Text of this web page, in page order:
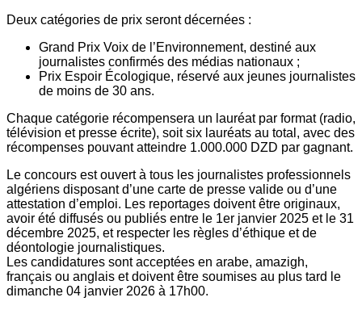
Deux catégories de prix seront décernées :
Grand Prix Voix de l’Environnement, destiné aux
journalistes confirmés des médias nationaux ;
Prix Espoir Écologique, réservé aux jeunes journalistes
de moins de 30 ans.
Chaque catégorie récompensera un lauréat par format (radio,
télévision et presse écrite), soit six lauréats au total, avec des
récompenses pouvant atteindre 1.000.000 DZD par gagnant.
Le concours est ouvert à tous les journalistes professionnels
algériens disposant d’une carte de presse valide ou d’une
attestation d’emploi. Les reportages doivent être originaux,
avoir été diffusés ou publiés entre le 1er janvier 2025 et le 31
décembre 2025, et respecter les règles d’éthique et de
déontologie journalistiques.
Les candidatures sont acceptées en arabe, amazigh,
français ou anglais et doivent être soumises au plus tard le
dimanche 04 janvier 2026 à 17h00.